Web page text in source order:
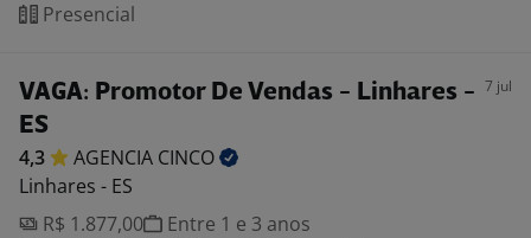
Presencial
VAGA: Promotor De Vendas - Linhares -
ES
7 jul
4,3 AGENCIA CINCO
Linhares - ES
R$ 1.877,00
Entre 1 e 3 anos